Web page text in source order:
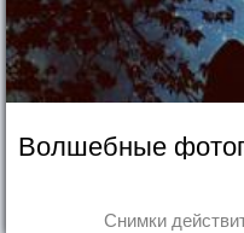
Волшебные
Снимки